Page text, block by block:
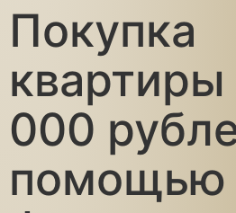
Покупка
квартиры
000
помощью